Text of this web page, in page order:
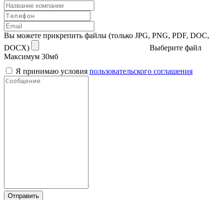
Вы можете прикрепить файлы (только JPG, PNG, PDF, DOC,
DOCX)
Выберите файл
Максимум 30мб
Я принимаю условия пользовательского соглашения
Отправить